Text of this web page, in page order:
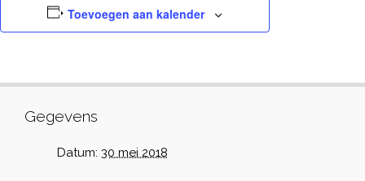
Toevoegen aan kalender
Gegevens
Datum: 30 mei 2018